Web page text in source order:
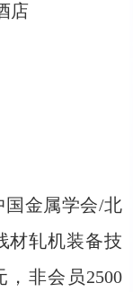
店
国金属学会/北
材轧机装备技
，非会员2500